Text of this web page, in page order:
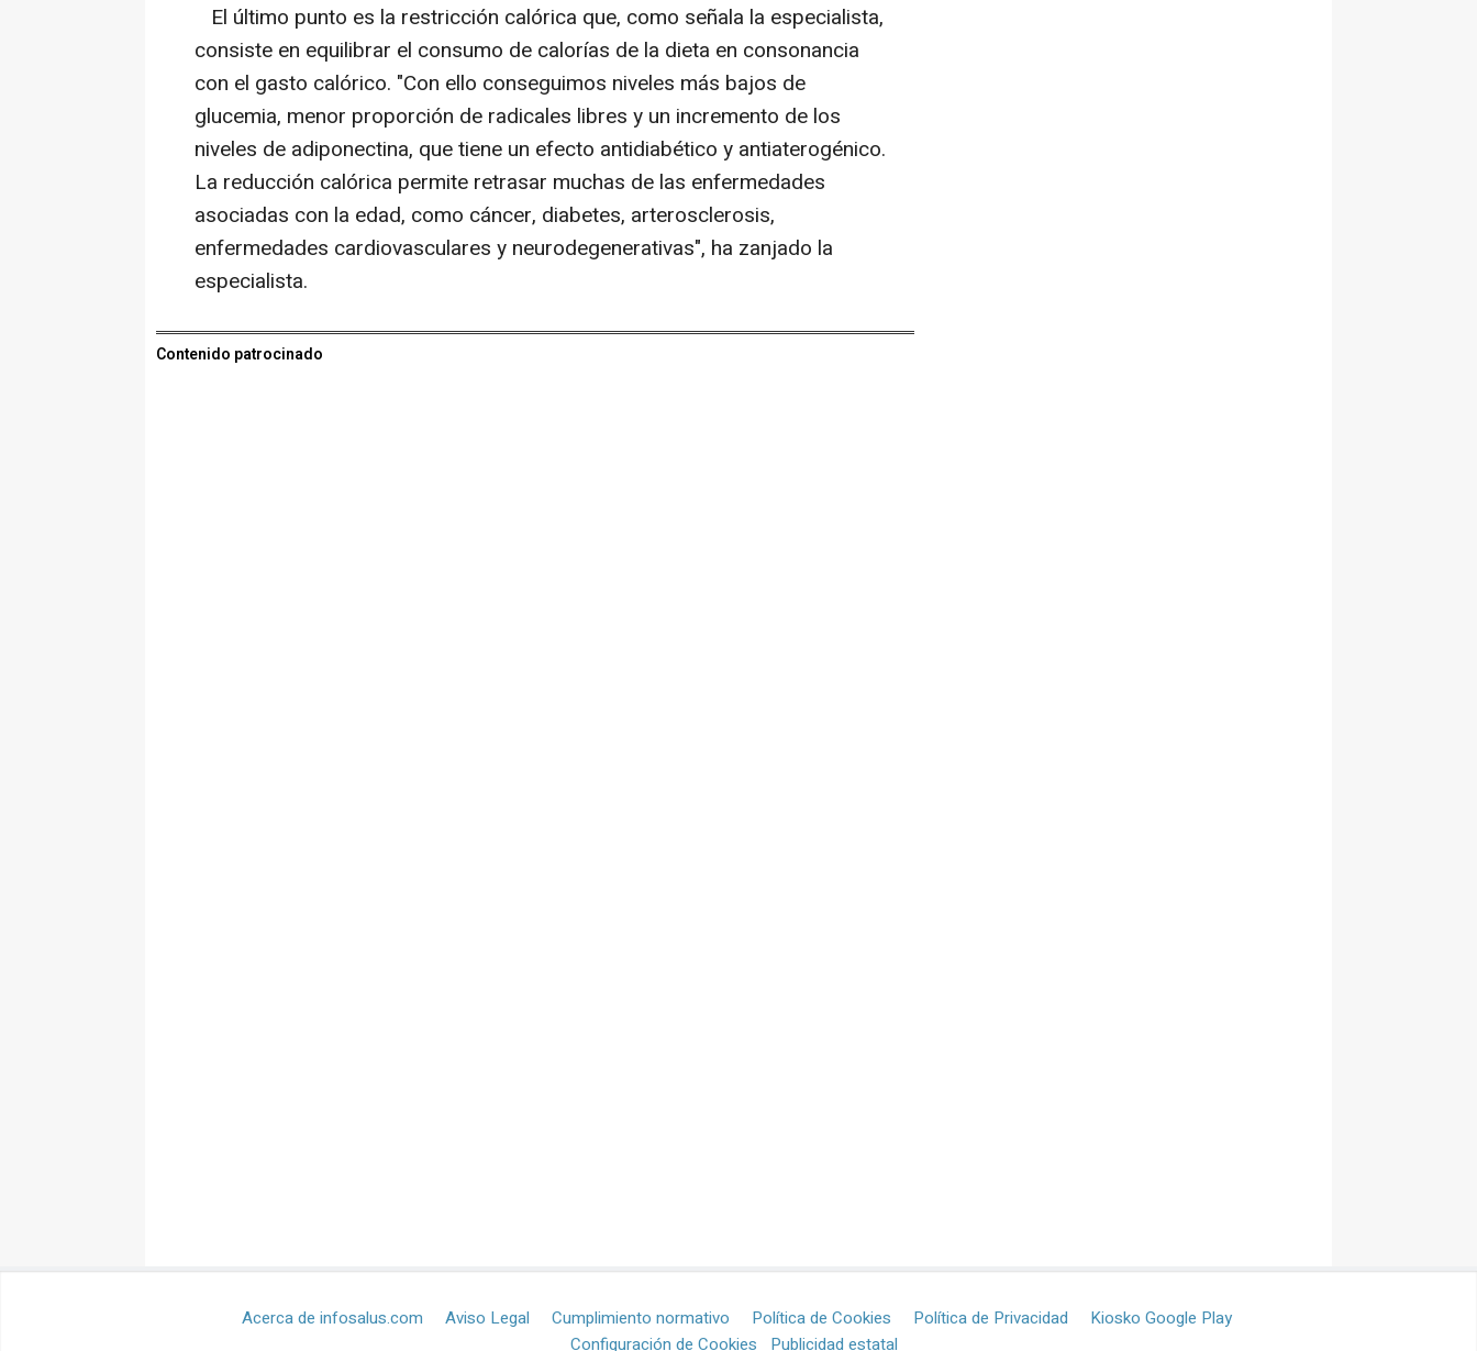
El último punto es la restricción calórica que, como señala la especialista,
consiste en equilibrar el consumo de calorías de la dieta en consonancia
con el gasto calórico. "Con ello conseguimos niveles más bajos de
glucemia, menor proporción de radicales libres y un incremento de los
niveles de adiponectina, que tiene un efecto antidiabético y antiaterogénico.
La reducción calórica permite retrasar muchas de las enfermedades
asociadas con la edad, como cáncer, diabetes, arterosclerosis,
enfermedades cardiovasculares y neurodegenerativas", ha zanjado la
especialista.
Contenido patrocinado
Acerca de infosalus.com Aviso Legal Cumplimiento normativo Política de Cookies Política de Privacidad
Kiosko Google Play
Configuración de Cookies
Publicidad estatal